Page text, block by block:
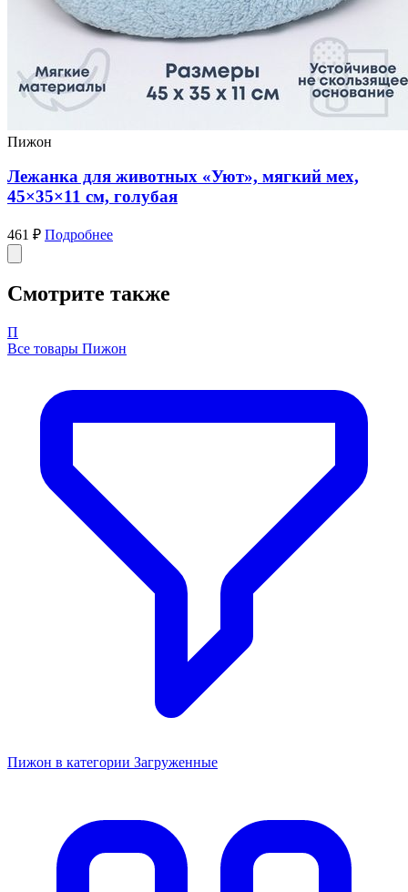
Пижон
Лежанка для животных «Уют», мягкий мех,
45×35×11 см, голубая
461 ₽ Подробнее
Смотрите также
П
Все товары Пижон
Пижон в категории Загруженные